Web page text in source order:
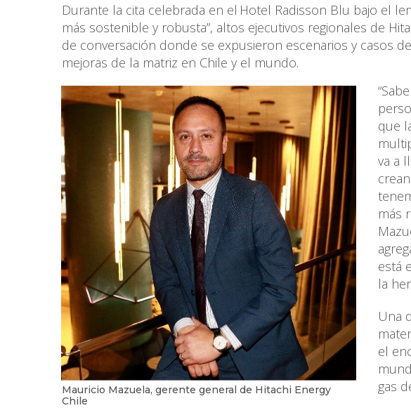
Durante la cita celebrada en el Hotel Radisson Blu bajo el
más sostenible y robusta”, altos ejecutivos regionales de
de conversación donde se expusieron escenarios y casos
mejoras de la matriz en Chile y el mundo.
Mauricio Mazuela, gerente general de Hitachi Energy
Chile
que
va a
más
está
la
Una
el
gas